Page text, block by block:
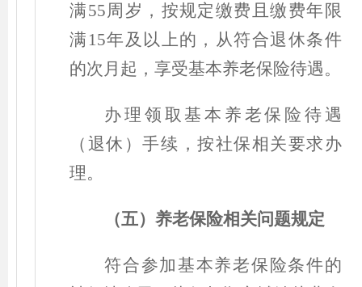
满55周岁，按规定缴费且缴费年限
满15年及以上的，从符合退休条件
的次月起，享受基本养老保险待遇。
办理领取基本养老保险待遇
（ 退休 ）手续，按社保相关要求办
理。
（五）养老保险相关问题规定
符合参加基本养老保险条件的